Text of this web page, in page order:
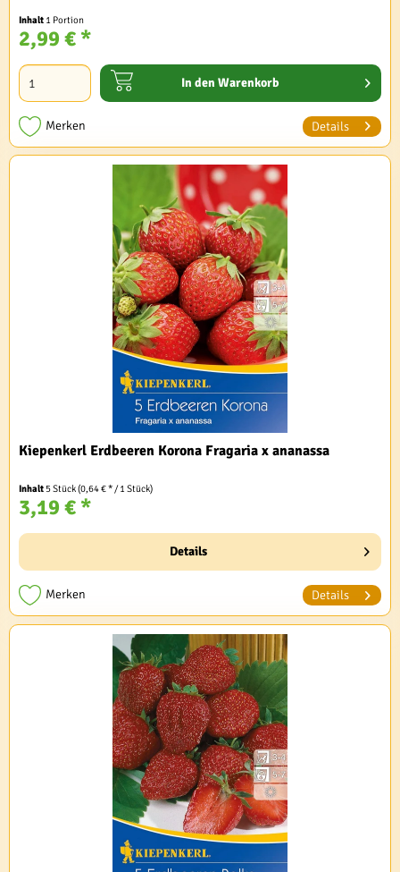
Inhalt 1 Portion
2,99 € *
In den Warenkorb
Merken Details
Kiepenkerl Erdbeeren Korona Fragaria x ananassa
Inhalt 5 Stück(0,64 € * / 1 Stück)
3,19 € *
Details
Merken Details